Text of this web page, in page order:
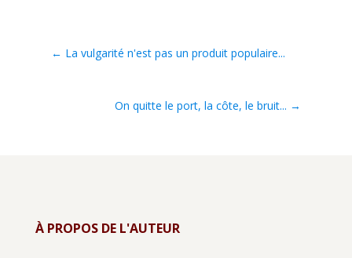
← La vulgarité n'est pas un produit populaire...
On quitte le port, la côte, le bruit... →
À PROPOS DE L'AUTEUR